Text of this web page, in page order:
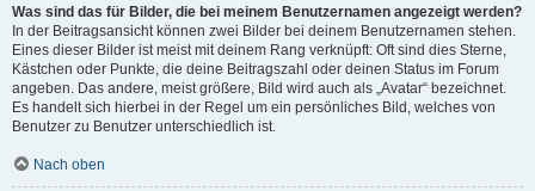
Was sind das für Bilder, die bei meinem Benutzernamen angezeigt werden?
In der Beitragsansicht können zwei Bilder bei deinem Benutzernamen stehen.
Eines dieser Bilder ist meist mit deinem Rang verknüpft: Oft sind dies Sterne,
Kästchen oder Punkte, die deine Beitragszahl oder deinen Status im Forum
angeben. Das andere, meist größere, Bild wird auch als „Avatar“ bezeichnet.
Es handelt sich hierbei in der Regel um ein persönliches Bild, welches von
Benutzer zu Benutzer unterschiedlich ist.
Nach oben